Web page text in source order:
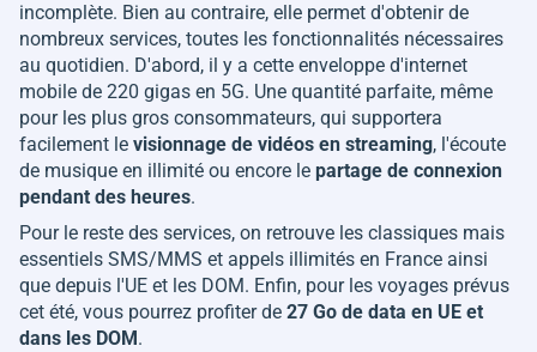
incomplète. Bien au contraire, elle permet d'obtenir de
nombreux services, toutes les fonctionnalités nécessaires
au quotidien. D'abord, il y a cette enveloppe d'internet
mobile de 220 gigas en 5G. Une quantité parfaite, même
pour les plus gros consommateurs, qui supportera
facilement le visionnage de vidéos en streaming, l'écoute
de musique en illimité ou encore le partage de connexion
pendant des heures.
Pour le reste des services, on retrouve les classiques mais
essentiels SMS/MMS et appels illimités en France ainsi
que depuis l'UE et les DOM. Enfin, pour les voyages prévus
cet été, vous pourrez profiter de 27 Go de data en UE et
dans les DOM .